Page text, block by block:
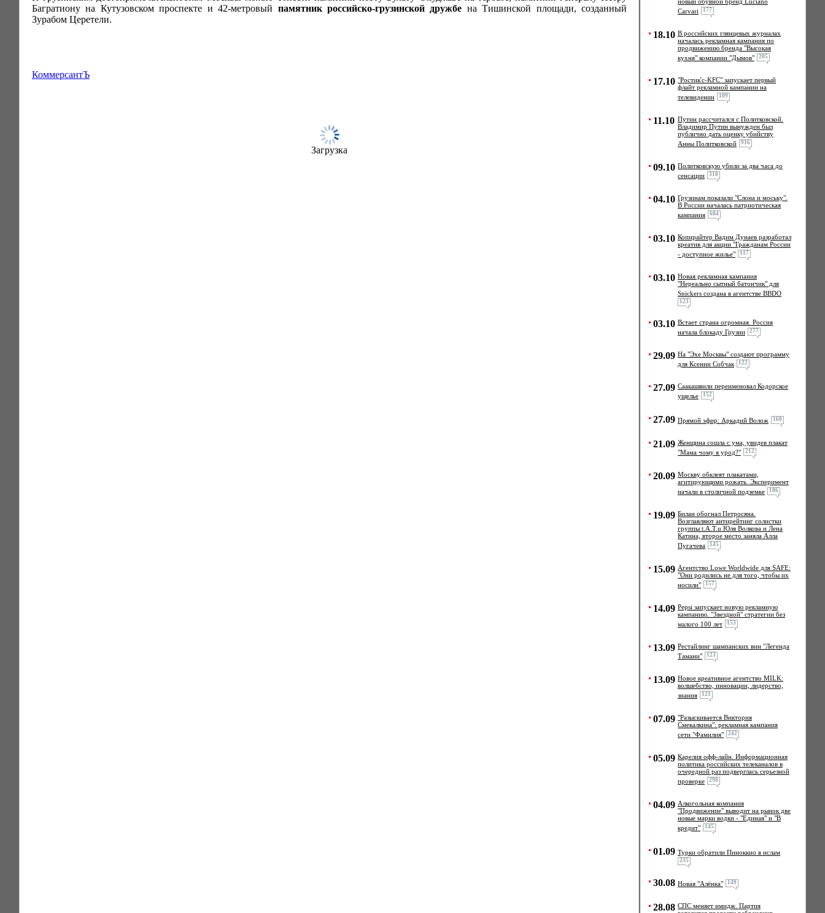
Багратиону на Кутузовском проспекте и 42-метровый памятник российско-грузинской дружбе на Тишинской площади, созданный
Зурабом Церетели.
КоммерсантЪ
Загрузка
Carvari
177
18.10 В российских глянцевых журналах
началась рекламная кампания по
продвижению бренда "Высокая
кухня" компании "Дымов"
205
17.10 "Ростик'с-KFC" запускает первый
флайт рекламной кампании на
телевидении
109
11.10 Путин рассчитался с Политковской.
Владимир Путин вынужден был
публично дать оценку убийству
Анны Политковской
916
09.10 Политковскую убили за два часа до
сенсации
310
04.10 Грузинам показали "Слона и моську".
В России началась патриотическая
кампания
604
03.10 Копирайтер Вадим Дунаев разработал
креатив для акции "Гражданам России
- доступное жилье"
117
03.10 Новая рекламная кампания
"Нереально сытный батончик" для
Snickers создана в агентстве BBDO
123
03.10 Встает страна огромная. Россия
начала блокаду Грузии
277
29.09 На "Эхе Москвы" создают программу
для Ксении Собчак
122
27.09 Саакашвили переименовал Кодорское
ущелье
152
27.09 Прямой эфир: Аркадий Волож 160
21.09 Женщина сошла с ума, увидев плакат
"Мама чому я урод?"
212
20.09 Москву обклеят плакатами,
агитирующими рожать. Эксперимент
начали в столичной подземке
186
19.09 Билан обогнал Петросяна.
Возглавляют антирейтинг солистки
группы t.A.T.u Юля Волкова и Лена
Катина, второе место заняла Алла
Пугачева
145
15.09 Агентство Lowe Worldwide для SAFE:
"Они родились не для того, чтобы их
носили"
157
14.09 Pepsi запускает новую рекламную
кампанию. "Звездной" стратегии без
малого 100 лет
153
13.09 Рестайлинг шампанских вин "Легенда
Тамани"
123
13.09 Новое креативное агентство MILK:
волшебство, инновации, лидерство,
знания
121
07.09 "Разыскивается Виктория
Смекалкина": рекламная кампания
сети "Фамилия"
242
05.09 Карелия офф-лайн. Информационная
политика российских телеканалов в
очередной раз подверглась серьезной
проверке
298
04.09 Алкогольная компания
"Продвижение" выводит на рынок две
новые марки водки - "Единая" и "В
кредит"
145
01.09 Турки обратили Пиноккио в ислам
235
30.08 Новая "Алёнка" 149
28.08 СПС меняет имидж. Партия